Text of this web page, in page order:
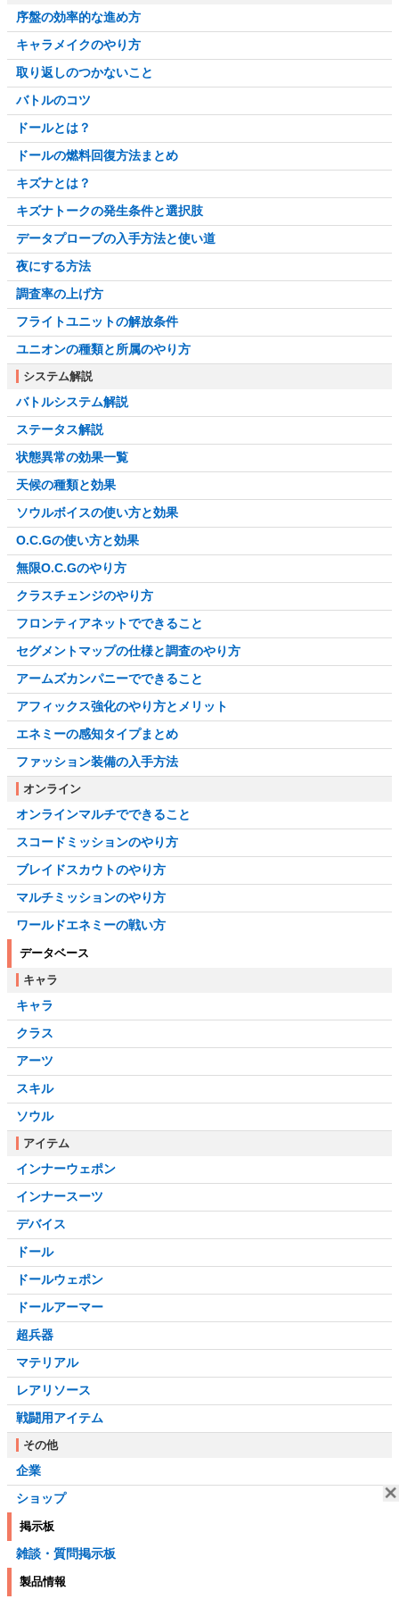
序盤の効率的な進め方
キャラメイクのやり方
取り返しのつかないこと
バトルのコツ
ドールとは？
ドールの燃料回復方法まとめ
キズナとは？
キズナトークの発生条件と選択肢
データプローブの入手方法と使い道
夜にする方法
調査率の上げ方
フライトユニットの解放条件
ユニオンの種類と所属のやり方
システム解説
バトルシステム解説
ステータス解説
状態異常の効果一覧
天候の種類と効果
ソウルボイスの使い方と効果
O.C.Gの使い方と効果
無限O.C.Gのやり方
クラスチェンジのやり方
フロンティアネットでできること
セグメントマップの仕様と調査のやり方
アームズカンパニーでできること
アフィックス強化のやり方とメリット
エネミーの感知タイプまとめ
ファッション装備の入手方法
オンライン
オンラインマルチでできること
スコードミッションのやり方
ブレイドスカウトのやり方
マルチミッションのやり方
ワールドエネミーの戦い方
データベース
キャラ
キャラ
クラス
アーツ
スキル
ソウル
アイテム
インナーウェポン
インナースーツ
デバイス
ドール
ドールウェポン
ドールアーマー
超兵器
マテリアル
レアリソース
戦闘用アイテム
その他
企業
ショップ
掲示板
雑談・質問掲示板
製品情報